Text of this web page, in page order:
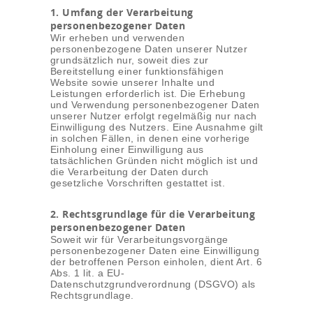
1. Umfang der Verarbeitung
personenbezogener Daten
Wir erheben und verwenden
personenbezogene Daten unserer Nutzer
grundsätzlich nur, soweit dies zur
Bereitstellung einer funktionsfähigen
Website sowie unserer Inhalte und
Leistungen erforderlich ist. Die Erhebung
und Verwendung personenbezogener Daten
unserer Nutzer erfolgt regelmäßig nur nach
Einwilligung des Nutzers. Eine Ausnahme gilt
in solchen Fällen, in denen eine vorherige
Einholung einer Einwilligung aus
tatsächlichen Gründen nicht möglich ist und
die Verarbeitung der Daten durch
gesetzliche Vorschriften gestattet ist.
2. Rechtsgrundlage für die Verarbeitung
personenbezogener Daten
Soweit wir für Verarbeitungsvorgänge
personenbezogener Daten eine Einwilligung
der betroffenen Person einholen, dient Art. 6
Abs. 1 lit. a EU-
Datenschutzgrundverordnung (DSGVO) als
Rechtsgrundlage.